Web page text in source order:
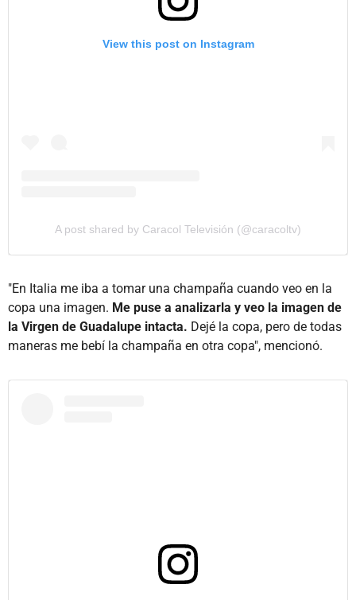
View this post on Instagram
A post shared by Caracol Televisión (@caracoltv)
"En Italia me iba a tomar una champaña cuando veo en la
copa una imagen. Me puse a analizarla y veo la imagen de
la Virgen de Guadalupe intacta. Dejé la copa, pero de todas
maneras me bebí la champaña en otra copa", mencionó.